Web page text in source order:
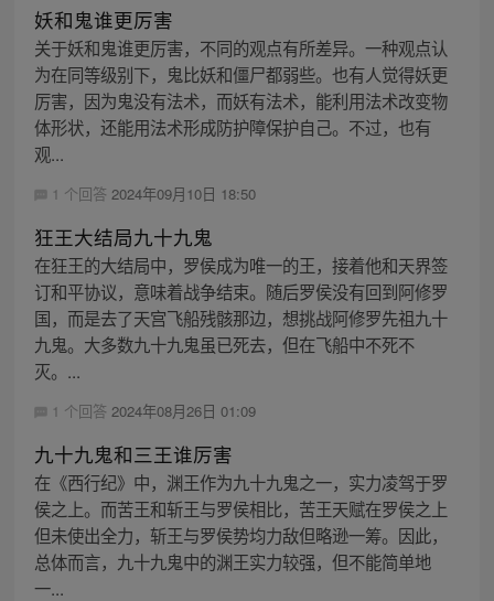
妖和鬼谁更厉害
关于妖和鬼谁更厉害，不同的观点有所差异。一种观点认
为在同等级别下，鬼比妖和僵尸都弱些。也有人觉得妖更
厉害，因为鬼没有法术，而妖有法术，能利用法术改变物
体形状，还能用法术形成防护障保护自己。不过，也有
观...
1 个回答 2024年09月10日 18:50
狂王大结局九十九鬼
在狂王的大结局中，罗侯成为唯一的王，接着他和天界签
订和平协议，意味着战争结束。随后罗侯没有回到阿修罗
国，而是去了天宫飞船残骸那边，想挑战阿修罗先祖九十
九鬼。大多数九十九鬼虽已死去，但在飞船中不死不
灭。...
1 个回答 2024年08月26日 01:09
九十九鬼和三王谁厉害
在《西行纪》中，渊王作为九十九鬼之一，实力凌驾于罗
侯之上。而苦王和斩王与罗侯相比，苦王天赋在罗侯之上
但未使出全力，斩王与罗侯势均力敌但略逊一筹。因此，
总体而言，九十九鬼中的渊王实力较强，但不能简单地
一...